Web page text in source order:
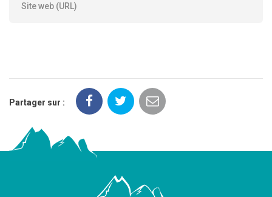
Site web (URL)
Partager sur :